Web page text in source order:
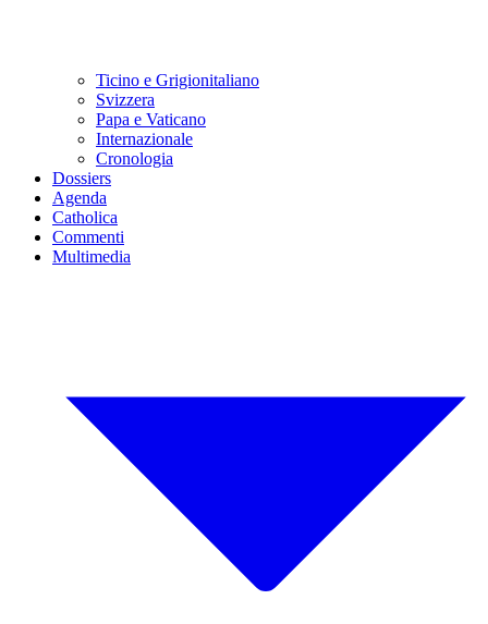
Ticino e Grigionitaliano
Svizzera
Papa e Vaticano
Internazionale
Cronologia
Dossiers
Agenda
Catholica
Commenti
Multimedia